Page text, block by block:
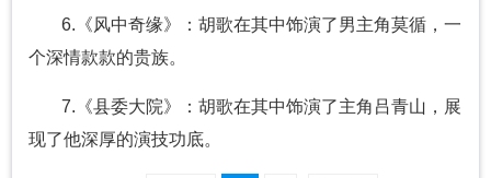
6.《风中奇缘》：胡歌在其中饰演了男主角莫循，一
个深情款款的贵族。
7.《县委大院》：胡歌在其中饰演了主角吕青山，展
现了他深厚的演技功底。